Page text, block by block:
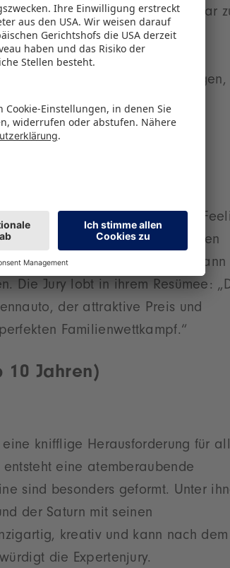
dass die Spieler noch das Paar
entsteht dadurch eine
sowie strategisches
neuartiges Memoryspiel gelungen,
und Juroren.
– Bundesliga kommt Kicker-
schieben zwei Spieler mit ihren
gegnerische Tor. Jedes Auto kann
Die Jury lobt in ihrem Resümee:
der attraktive Preis und
Familienwettkampf.“
10 Jahren)
knifflige Herausforderung für
entsteht eine atemberaubende
sind besonders geformt. Unter
der Saturn mit seinen
kreativ und kann nach dem
die Expertenjury.